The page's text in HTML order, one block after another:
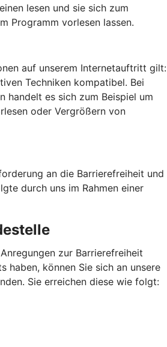
lesen und sie sich zum
Programm vorlesen lassen.
auf unserem Internetauftritt gilt:
Techniken kompatibel. Bei
handelt es sich zum Beispiel um
oder Vergrößern von
an die Barrierefreiheit und
durch uns im Rahmen einer
zur Barrierefreiheit
haben, können Sie sich an unsere
Sie erreichen diese wie folgt: